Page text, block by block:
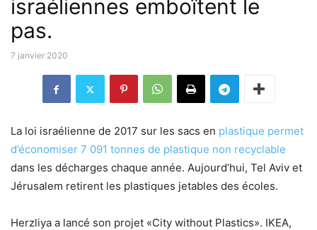
israéliennes emboîtent le
pas.
7 janvier 2020
La loi israélienne de 2017 sur les sacs en plastique permet
d’économiser 7 091 tonnes de plastique non recyclable
dans les décharges chaque année. Aujourd’hui, Tel Aviv et
Jérusalem retirent les plastiques jetables des écoles.
Herzliya a lancé son projet «City without Plastics». IKEA,